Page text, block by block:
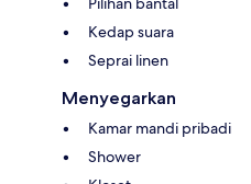
Kedap suara
Seprai linen
Menyegarkan
Kamar mandi pribadi
Shower